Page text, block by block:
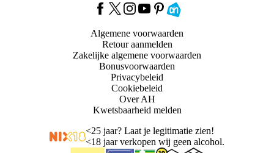
Algemene voorwaarden
Retour aanmelden
Zakelijke algemene voorwaarden
Bonusvoorwaarden
Privacybeleid
Cookiebeleid
Over AH
Kwetsbaarheid melden
<25 jaar? Laat je legitimatie zien!
<18 jaar verkopen wij geen alcohol.